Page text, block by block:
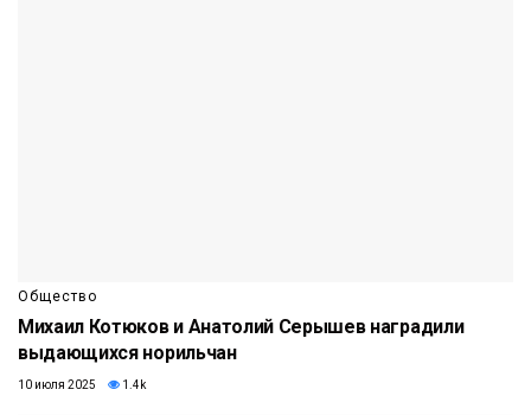
Общество
Михаил Котюков и Анатолий Серышев наградили
выдающихся норильчан
10 июля 2025 1.4k